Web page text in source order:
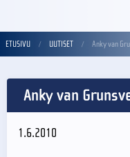
ETUSIVU UUTISET Anky van
Anky van
1.6.2010